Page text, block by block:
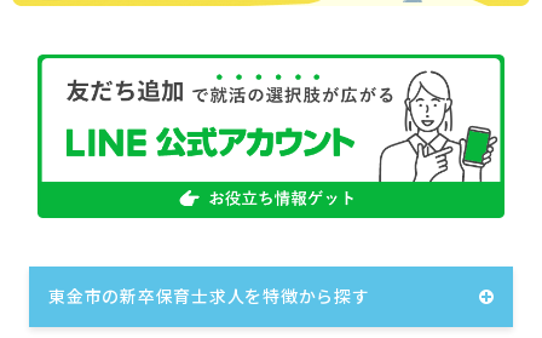
東金市の新卒保育士求人を特徴から探す